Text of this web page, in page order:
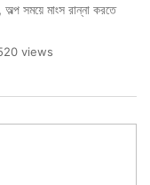
সময়ে মাংস রান্না করতে
views